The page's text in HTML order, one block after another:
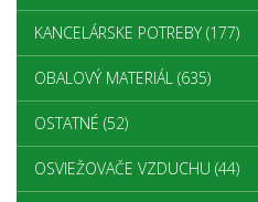
KANCELÁRSKE POTREBY (177)
OBALOVÝ MATERIÁL (635)
OSTATNÉ (52)
OSVIEŽOVAČE VZDUCHU (44)